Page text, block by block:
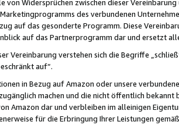
von Widersprüchen zwischen dieser
des verbundenen
auf das gesonderte Programm. Diese
auf das Partnerprogramm dar und ersetzt
Vereinbarung verstehen sich die Begriffe
auf“.
in Bezug auf Amazon oder unsere
machen und die nicht öffentlich
Amazon dar und verbleiben im alleinigen
für die Erbringung Ihrer Leistungen